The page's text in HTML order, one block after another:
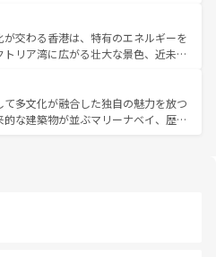
ミー、ベトナムコーヒーなどは、ぜ
。どの地域を訪れてもあたたかい人々
るので、きっと忘れられない旅にな
。北部ではチェンマイなどの山岳地
、南部ではプーケットやクラビの美し
分を楽しむことができる。タイ料理
温暖で、どの季節にも異なる楽しみ
みやすいタイの人々、仏教を中心とし
観光資源が、訪れる旅人を魅了し続
が交わる香港は、特有のエネルギーを
リア湾に広がる壮大な景色、近未来
動するはず。観光スポットが密集し
どころを回れるのも魅力。息をのむよ
体験まで、香港を存分に楽しみ尽く
て多文化が融合した独自の魅力を放つ
な建築物が並ぶマリーナベイ、歴史
の風情を楽しめる外せないスポット